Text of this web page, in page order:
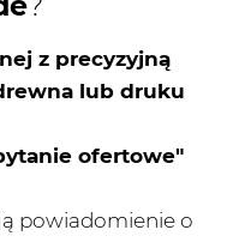
z precyzyjną
lub druku
ofertowe"
powiadomienie o